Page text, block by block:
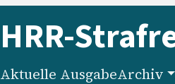
HRR-
Aktuelle AusgabeArchiv